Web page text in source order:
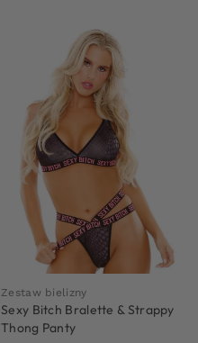
Zestaw bielizny
Sexy Bitch Bralette & Strappy
Thong Panty